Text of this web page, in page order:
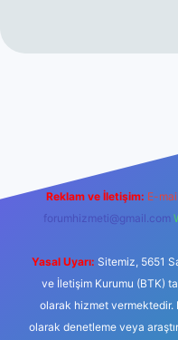
Reklam ve İletişim: E-
forumhizmeti@gmail.com
Yasal Uyarı: Sitemiz, 5651
ve İletişim Kurumu (BTK)
olarak hizmet
olarak denetleme veya